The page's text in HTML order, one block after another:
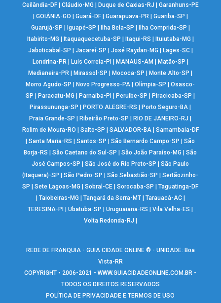
Ceilândia-DF| Cláudio-MG Duque de Caxias-RJ
Garanhuns-PE
GOIÂNIA-GO Guará-DF| Guarapuava-PR| Guariba-SP
Guarujá-SP
Iguapé-SP Ilha Bela-SP Ilha Comprida-SP
Itabirito-MG
Itaquaquecetuba-SP Itaqui-RS Ituiutaba-MG
Jaboticabal-SP
Jacareí-SP José Raydan-MG Lages-SC|
Londrina-PR| Luís Correia-PI MANAUS-AM Matão-SP
Medianeira-PR
Mirassol-SP Mococa-SP Monte Alto-SP
Morro Agudo-SP
Novo Progresso-PA |Olímpia-SP |Osasco-
SP
Paracatu-MG Parnaíba-PI Peruíbe-SP Piracicaba-SP
Pirassununga-SP
PORTO ALEGRE-RS Porto Seguro-BA
Praia Grande-SP
Ribeirão Preto-SP RIO DE JANEIRO-RJ
Rolim de Moura-RO
Salto-SP SALVADOR-BA| Samambaia-DF
|Santa Maria-RS |Santos-SP |São Bernardo Campo-SP |São
Borja-RS
|São Caetano do Sul-SP |São João Paraíso-MG |São
José Campos-SP
|São José do Rio Preto-SP |São Paulo
(Itaquera)-SP
|São Pedro-SP |São Sebastião-SP |Sertãozinho-
SP
|Sete Lagoas-MG |Sobral-CE |Sorocaba-SP |Taguatinga-DF
Taiobeiras-MG Tangará da Serra-MT| Tarauacá-AC|
TERESINA-PI
|Ubatuba-SP |Uruguaiana-RS |Vila Velha-ES
Volta Redonda-RJ
REDE DE FRANQUIA - GUIA CIDADE ONLINE ® - UNIDADE: Boa
Vista-RR
COPYRIGHT • 2006-2021 -WWW.GUIACIDADEONLINE.COM.BR -
TODOS OS DIREITOS RESERVADOS
POLÍTICA DE PRIVACIDADE E TERMOS DE USO